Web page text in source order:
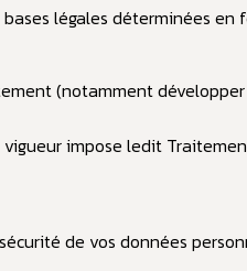
légales déterminées
(notamment
impose ledit
de vos données